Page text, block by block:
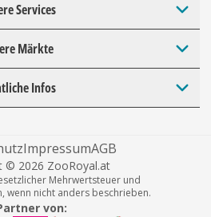
Services
Märkte
Infos
ImpressumAGB
© 2026 ZooRoyal.at
Mehrwertsteuer und
wenn nicht anders beschrieben.
von: